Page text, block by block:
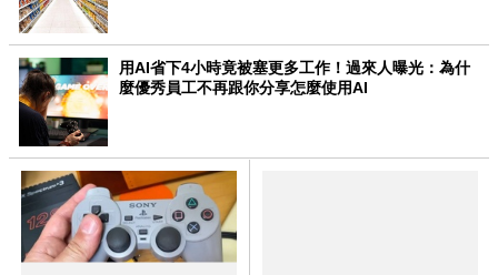
用AI省下4小時竟被塞更多工作！過來人曝光：為什
麼優秀員工不再跟你分享怎麼使用AI